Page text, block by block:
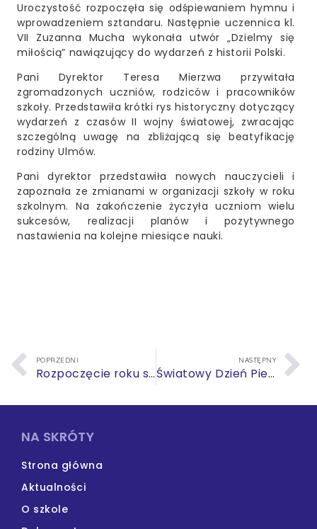
Uroczystość rozpoczęła się odśpiewaniem hymnu i
wprowadzeniem sztandaru. Następnie uczennica kl.
VII Zuzanna Mucha wykonała utwór „Dzielmy się
miłością” nawiązujący do wydarzeń z historii Polski.
Pani Dyrektor Teresa Mierzwa przywitała
zgromadzonych uczniów, rodziców i pracowników
szkoły. Przedstawiła krótki rys historyczny dotyczący
wydarzeń z czasów II wojny światowej, zwracając
szczególną uwagę na zbliżającą się beatyfikację
rodziny Ulmów.
Pani dyrektor przedstawiła nowych nauczycieli i
zapoznała ze zmianami w organizacji szkoły w roku
szkolnym. Na zakończenie życzyła uczniom wielu
sukcesów, realizacji planów i pozytywnego
nastawienia na kolejne miesiące nauki.
POPRZEDNI
Rozpoczęcie roku szkolnego 2023/2024
NASTĘPNY
Światowy Dzień Pierwszej Pomocy
NA SKRÓTY
Strona główna
Aktualności
O szkole